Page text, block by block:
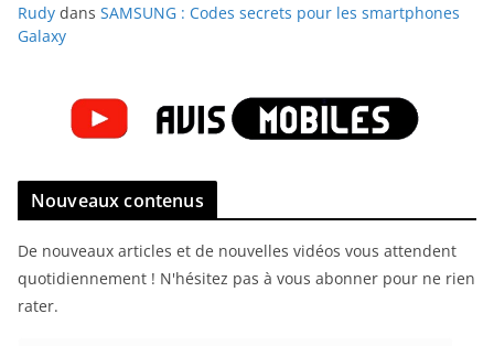
Rudy dans SAMSUNG : Codes secrets pour les smartphones
Galaxy
Nouveaux contenus
De nouveaux articles et de nouvelles vidéos vous attendent
quotidiennement ! N'hésitez pas à vous abonner pour ne rien
rater.